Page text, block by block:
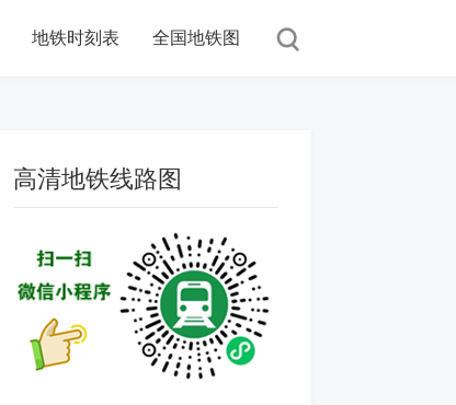
地铁时刻表 全国地铁图
高清地铁线路图